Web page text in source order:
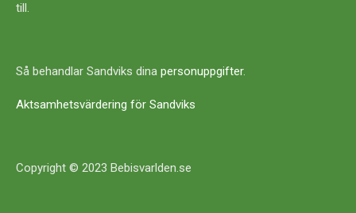
till.
Så behandlar Sandviks dina personuppgifter.
Aktsamhetsvärdering för Sandviks
Copyright © 2023 Bebisvarlden.se